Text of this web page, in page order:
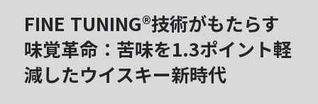
FINE TUNING®技術がもたらす
味覚革命：苦味を1.3ポイント軽
減したウイスキー新時代